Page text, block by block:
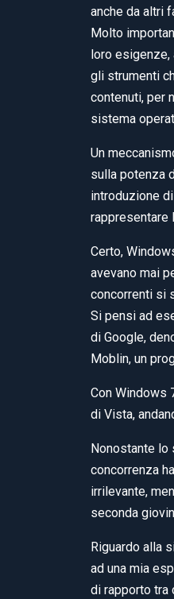
anche da altri
Molto
loro esigenze,
gli strumenti
contenuti, per
sistema
Un
sulla potenza
introduzione
rappresentare
Certo,
avevano mai
concorrenti si
Si pensi ad
di Google,
Moblin, un
Con Windows
di Vista,
Nonostante lo
concorrenza
irrilevante,
seconda
Riguardo alla
ad una mia
di rapporto tra